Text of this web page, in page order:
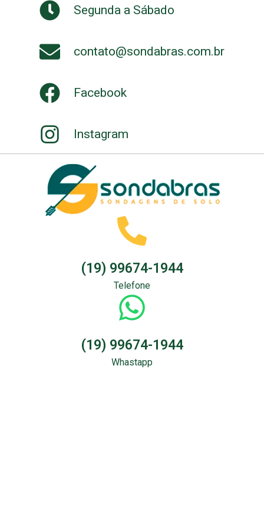
Segunda a Sábado
contato@sondabras.com.br
Facebook
Instagram
(19) 99674-1944
Telefone
(19) 99674-1944
Whastapp